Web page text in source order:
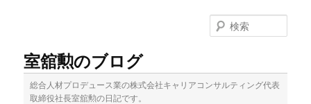
室舘勲のブログ
総合人材プロデュース業の株式会社キャリアコンサルティング代表
取締役社長室舘勲の日記です。
索